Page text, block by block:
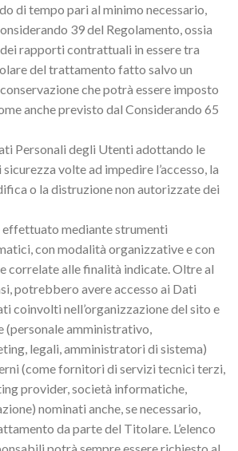
di tempo pari al minimo necessario,
39 del Regolamento, ossia
rapporti contrattuali in essere tra
del trattamento fatto salvo un
che potrà essere imposto
anche previsto dal Considerando 65
Personali degli Utenti adottando le
volte ad impedire l’accesso, la
o la distruzione non autorizzate dei
mediante strumenti
con modalità organizzative e con
correlate alle finalità indicate. Oltre al
potrebbero avere accesso ai Dati
coinvolti nell’organizzazione del sito e
(personale amministrativo,
legali, amministratori di sistema)
(come fornitori di servizi tecnici terzi,
provider, società informatiche,
nominati anche, se necessario,
da parte del Titolare. L’elenco